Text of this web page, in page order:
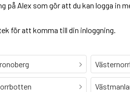
på Alex som gör att du kan logga in
för att komma till din inloggning.